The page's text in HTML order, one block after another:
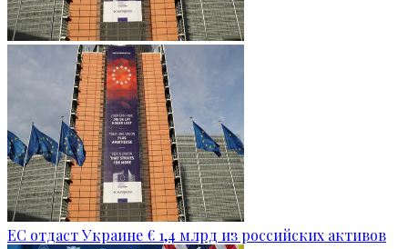
ЕС отдаст Украине € 1,4 млрд из российских активов